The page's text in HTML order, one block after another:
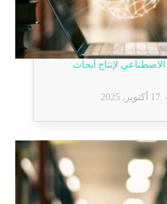
لإنتاج أبحاث
17 أكتوبر, 2025